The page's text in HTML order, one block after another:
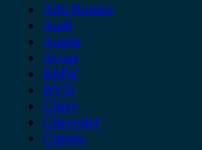
Alfa Romeo
Audi
Austin
Acura
BMW
BYD
Chery
Chevrolet
Citroen